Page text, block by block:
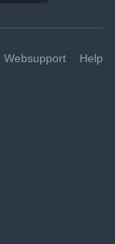
Websupport Help